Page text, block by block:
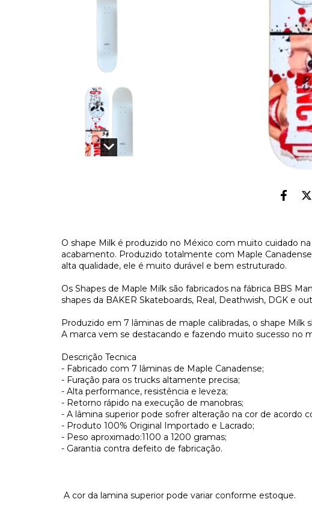
O shape Milk é produzido no México com muito cuidado
acabamento. Produzido totalmente com Maple Canadense
alta qualidade, ele é muito durável e bem estruturado.
Os Shapes de Maple Milk são fabricados na fábrica BBS
shapes da BAKER Skateboards, Real, Deathwish, DGK e
Produzido em 7 lâminas de maple calibradas, o shape Milk
A marca vem se destacando e fazendo muito sucesso no
Descrição Tecnica​
- Fabricado com 7 lâminas de Maple Canadense;
- Furação para os trucks altamente precisa;
- Alta performance, resistência e leveza;
- Retorno rápido na execução de manobras;
- A lâmina superior pode sofrer alteração na cor de acordo
- Produto 100% Original Importado e Lacrado;
- Peso aproximado:1100 a 1200 gramas;
- Garantia contra defeito de fabricação.
A cor da lamina superior pode variar conforme estoque.